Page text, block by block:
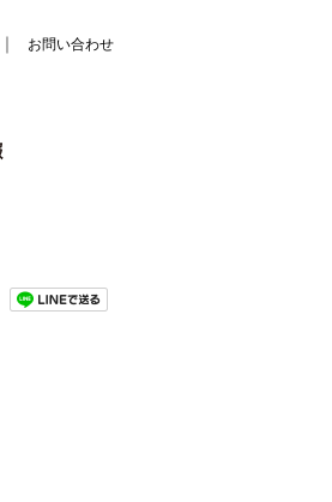
｜ お問い合わせ